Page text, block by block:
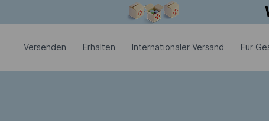
Versenden Erhalten Internationaler Versand Für
Modales Fenster ist geöffnet